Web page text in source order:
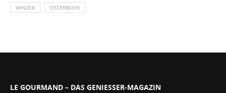
WINZER ÖSTERREICH
LE GOURMAND – DAS GENIESSER-MAGAZIN